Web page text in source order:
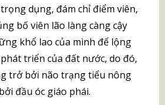
dụng, đám chỉ điểm viên,
bố viên lão làng càng cậy
khổ lao của mình để lộng
triển của đất nước, do đó,
trở bởi não trạng tiểu nông
đầu óc giáo phái.